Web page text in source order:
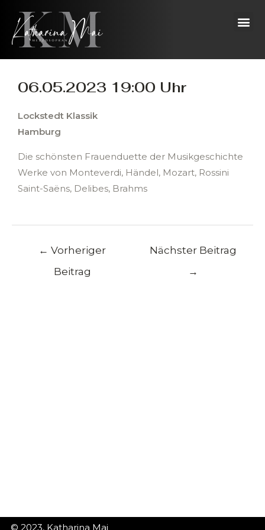
Inhalt
springen
06.05.2023 19:00 Uhr
Lockstedt Klassik
Hamburg
Die schönsten Frauenduette der Musikgeschichte
Werke von Monteverdi, Händel, Mozart, Rossini
Saint-Saëns, Delibes, Brahms
← Vorheriger
Beitrag
Nächster Beitrag
→
© 2023, Katharina Mai